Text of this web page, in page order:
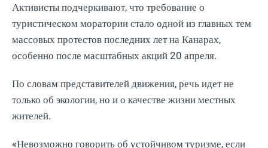
Активисты подчеркивают, что требование о
туристическом моратории стало одной из главных тем
массовых протестов последних лет на Канарах,
особенно после масштабных акций 20 апреля.
По словам представителей движения, речь идет не
только об экологии, но и о качестве жизни местных
жителей.
«Невозможно говорить об устойчивом туризме, если